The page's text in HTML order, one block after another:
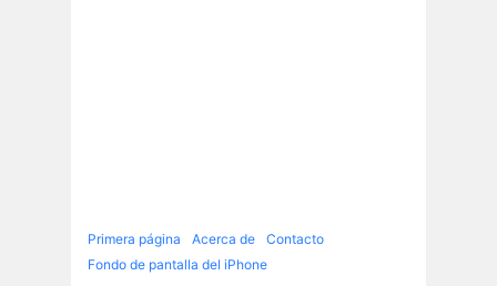
Primera página Acerca de
Contacto
Fondo de pantalla del iPhone